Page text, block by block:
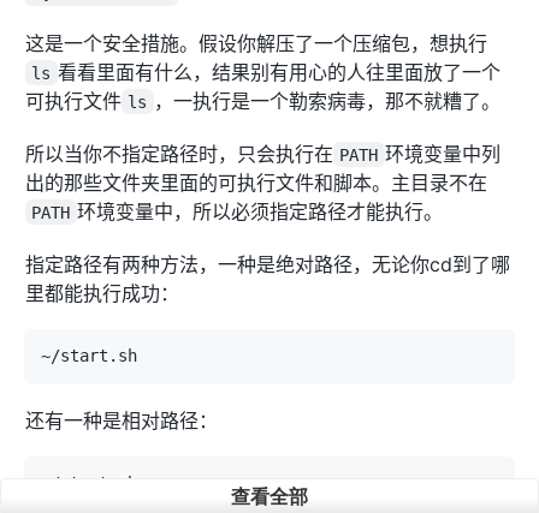
这是一个安全措施。假设你解压了一个压缩包，想执行
ls 看看里面有什么，结果别有用心的人往里面放了一个
可执行文件 ls ，一执行是一个勒索病毒，那不就糟了。
所以当你不指定路径时，只会执行在 PATH 环境变量中列
出的那些文件夹里面的可执行文件和脚本。主目录不在
PATH 环境变量中，所以必须指定路径才能执行。
指定路径有两种方法，一种是绝对路径，无论你cd到了哪
里都能执行成功：
~/start.sh
还有一种是相对路径：
查看全部